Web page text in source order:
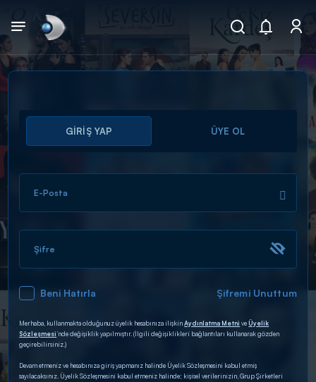
Arama
ARAMA SONUÇLARI
DİĞER SONUÇLAR
GİRİŞ YAP ÜYE OL
E-Posta
Şifre
Beni Hatırla Şifremi Unuttum
Merhaba, kullanmakta olduğunuz üyelik hesabınıza ilişkinAydınlatma Metni veÜyelik
Sözleşmesi’nde değişiklik yapılmıştır. (İlgili değişiklikleri bağlantıları kullanarak gözden
geçirebilirsiniz.)
Devam etmeniz ve hesabınıza giriş yapmanız halinde Üyelik Sözleşmesini kabul etmiş
sayılacaksınız. Üyelik Sözleşmesini kabul etmeniz halinde; kişisel verilerinizin, Grup Şirketleri